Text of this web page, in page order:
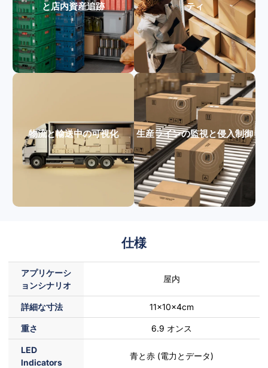
と店内資産追跡
ティ
物流と輸送中の可視化 生産ラインの監視と侵入制御
仕様
アプリケーシ
ョンシナリオ
屋内
詳細な寸法 11x10x4cm
重さ 6.9 オンス
LED
lndicators
青と赤 (電力とデータ)